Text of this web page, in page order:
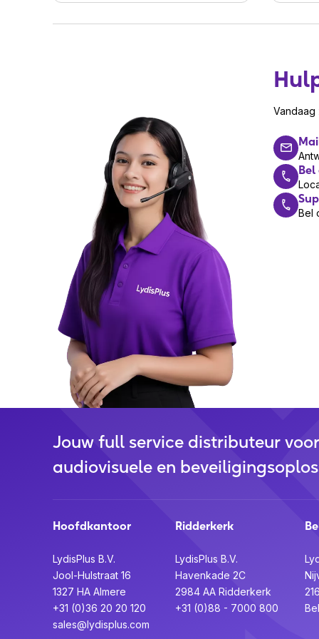
Vandaag
Bel
Bel
Jouw full service distributeur
audiovisuele en
Hoofdkantoor
LydisPlus B.V.
Jool-Hulstraat 16
1327 HA Almere
+31 (0)36 20 20 120
sales@lydisplus.com
Ridderkerk
LydisPlus B.V.
Havenkade 2C
2984 AA Ridderkerk
+31 (0)88 - 7000 800